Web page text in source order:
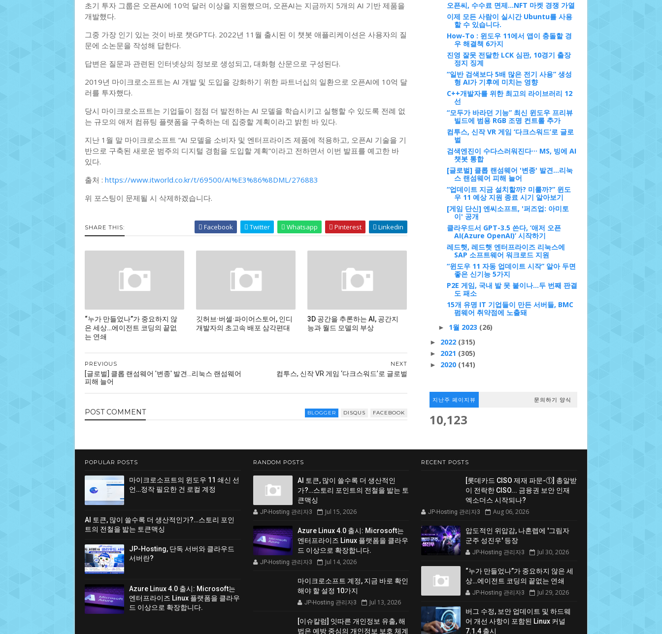
초기 투자 그룹은 오픈AI에 10억 달러 이상을 지원했으며, 오픈AI는 지금까지 5개의 AI 기반 제품을
개발했다.
그중 가장 인기 있는 것이 바로 챗GPT다. 2022년 11월 출시된 이 챗봇 애플리케이션은 사용자의 질
문에 소논문을 작성해 답한다.
답변은 질문과 관련된 인터넷상의 정보로 생성되고, 대화형 산문으로 구성된다.
2019년 마이크로소프트는 AI 개발 및 도입을 강화하기 위한 파트너십의 일환으로 오픈AI에 10억 달
러를 투자했다.
당시 마이크로소프트는 기업들이 점점 더 발전하는 AI 모델을 학습시키고 실행할 수 있도록 전례 없
는 규모의 애저 컴퓨팅 플랫폼을 구축하는 데 집중할 계획이라고 밝힌 바 있다.
지난 1월 말 마이크로소프트 “AI 모델을 소비자 및 엔터프라이즈 제품에 적용하고, 오픈AI 기술을 기
반으로 구축된 새로운 범주의 디지털 경험을 도입할 계획”이라고 전하면서 이번 발표를 예고한 바
있다.
출처 : https://www.itworld.co.kr/t/69500/AI%E3%86%8DML/276883
위 포스팅이 문제될 시 삭제하겠습니다.
SHARE THIS: Facebook Twitter Whatsapp Pinterest Linkedin
“누가 만들었나”가 중요하지 않
은 세상…에이전트 코딩의 끝없
는 연쇄
깃허브·버셀·파이어스토어, 인디
개발자의 초고속 배포 삼각편대
3D 공간을 추론하는 AI, 공간지
능과 월드 모델의 부상
NEXT
컴투스, 신작 VR 게임 ‘다크스워드’로 글로벌
PREVIOUS
[글로벌] 클롭 랜섬웨어 '변종' 발견...리눅스 랜섬웨어
피해 늘어
POST COMMENT BLOGGER DISQUS FACEBOOK
오픈씨, 수수료 면제…NFT 마켓 경쟁 가열
이제 모든 사람이 실시간 Ubuntu를 사용
할 수 있습니다.
How-To : 윈도우 11에서 앱이 충돌할 경
우 해결책 6가지
진영 잘못 전달한 LCK 심판, 10경기 출장
정지 징계
“일반 검색보다 5배 많은 전기 사용” 생성
형 AI가 기후에 미치는 영향
C++개발자를 위한 최고의 라이브러리 12
선
“모두가 바라던 기능” 최신 윈도우 프리뷰
빌드에 범용 RGB 조명 컨트롤 추가
컴투스, 신작 VR 게임 ‘다크스워드’로 글로
벌
검색엔진이 수다스러워진다··· MS, 빙에 AI
챗봇 통합
[글로벌] 클롭 랜섬웨어 '변종' 발견...리눅
스 랜섬웨어 피해 늘어
“업데이트 지금 설치할까? 미룰까?” 윈도
우 11 예상 지원 종료 시기 알아보기
[게임 단신] 엔씨소프트, '퍼즈업: 아미토
이' 공개
클라우드서 GPT-3.5 쓴다, ‘애저 오픈
AI(Azure OpenAI)’ 시작하기
레드햇, 레드햇 엔터프라이즈 리눅스에
SAP 소프트웨어 워크로드 지원
“윈도우 11 자동 업데이트 시작” 알아 두면
좋은 신기능 5가지
P2E 게임, 국내 발 못 붙이나…두 번째 판결
도 패소
15개 유명 IT 기업들이 만든 서버들, BMC
펌웨어 취약점에 노출돼
► 1월 2023 (26)
► 2022 (315)
► 2021 (305)
► 2020 (141)
지난주 페이지뷰 문의하기 양식
10,123
POPULAR POSTS
마이크로소프트의 윈도우 11 쇄신 선
언…정작 필요한 건 로컬 계정
AI 토큰, 많이 쓸수록 더 생산적인가?…스토리 포인
트의 전철을 밟는 토큰맥싱
JP-Hosting, 단독 서버와 클라우드
서버란?
Azure Linux 4.0 출시: Microsoft는
엔터프라이즈 Linux 플랫폼을 클라우
드 이상으로 확장합니다.
RANDOM POSTS
AI 토큰, 많이 쓸수록 더 생산적인
가?…스토리 포인트의 전철을 밟는 토
큰맥싱
JP-Hosting 관리자3 Jul 15, 2026
Azure Linux 4.0 출시: Microsoft는
엔터프라이즈 Linux 플랫폼을 클라우
드 이상으로 확장합니다.
JP-Hosting 관리자3 Jul 14, 2026
마이크로소프트 계정, 지금 바로 확인
해야 할 설정 10가지
JP-Hosting 관리자3 Jul 13, 2026
[이슈칼럼] 잇따른 개인정보 유출, 해
법은 예방 중심의 개인정보 보호 체계
RECENT POSTS
[롯데카드 CISO 제재 파문-①] 총알받
이 전락한 CISO... 금융권 보안 인재
엑소더스 시작되나?
JP-Hosting 관리자3 Aug 06, 2026
압도적인 위압감, 나혼렙에 '그림자
군주 성진우' 등장
JP-Hosting 관리자3 Jul 30, 2026
“누가 만들었나”가 중요하지 않은 세
상…에이전트 코딩의 끝없는 연쇄
JP-Hosting 관리자3 Jul 29, 2026
버그 수정, 보안 업데이트 및 하드웨
어 개선 사항이 포함된 Linux 커널
7.1.4 출시